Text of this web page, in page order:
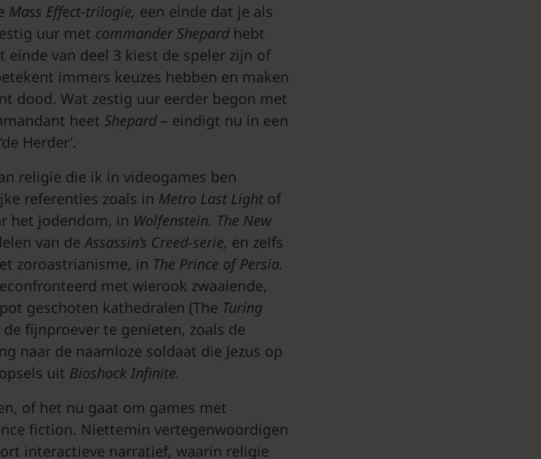
Mass Effect-trilogie, een einde dat je als
uur met commanderShepard hebt
van deel 3 kiest de speler zijn of
immers keuzes hebben en maken
dood. Wat zestig uur eerder begon met
heet Shepard – eindigt nu in een
‘de Herder’.
religie die ik in videogames ben
referenties zoals in Metro Last Light of
het jodendom, in Wolfenstein. The New
van de Assassin’s Creed-serie, en zelfs
zoroastrianisme, in The Prince ofPersia.
met wierook zwaaiende,
geschoten kathedralen (The Turing
fijnproever te genieten, zoals de
naar de naamloze soldaat die Jezus op
uit Bioshock Infinite.
of het nu gaat om games met
fiction. Niettemin vertegenwoordigen
interactieve narratief, waarin religie